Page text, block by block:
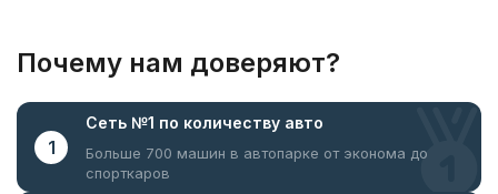
Почему нам доверяют?
1
Сеть №1 по количеству авто
Больше 700 машин в автопарке от эконома до
спорткаров